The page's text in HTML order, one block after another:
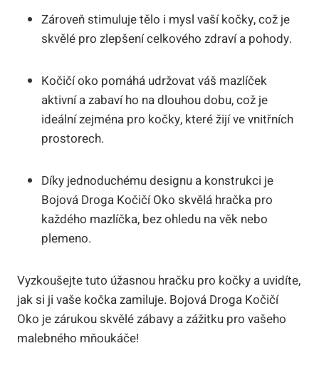
Zároveň stimuluje tělo i mysl vaší kočky, což je
skvělé pro zlepšení celkového zdraví a pohody.
Kočičí oko pomáhá udržovat váš mazlíček
aktivní a zabaví ho na dlouhou dobu, což je
ideální zejména pro kočky, které žijí ve vnitřních
prostorech.
Díky jednoduchému designu a konstrukci je
Bojová Droga Kočičí Oko skvělá hračka pro
každého mazlíčka, bez ohledu na věk nebo
plemeno.
Vyzkoušejte tuto úžasnou hračku pro kočky a uvidíte,
jak si ji vaše kočka zamiluje. Bojová Droga Kočičí
Oko je zárukou skvělé zábavy a zážitku pro vašeho
malebného mňoukáče!